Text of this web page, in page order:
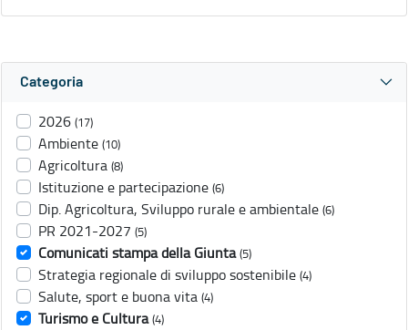
Categoria
2026 (17)
Ambiente (10)
Agricoltura (8)
Istituzione e partecipazione (6)
Dip. Agricoltura, Sviluppo rurale e ambientale (6)
PR 2021-2027 (5)
Comunicati stampa della Giunta (5)
Strategia regionale di sviluppo sostenibile (4)
Salute, sport e buona vita (4)
Turismo e Cultura (4)